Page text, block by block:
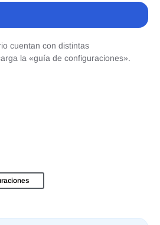
cuentan con distintas
la «guía de configuraciones».